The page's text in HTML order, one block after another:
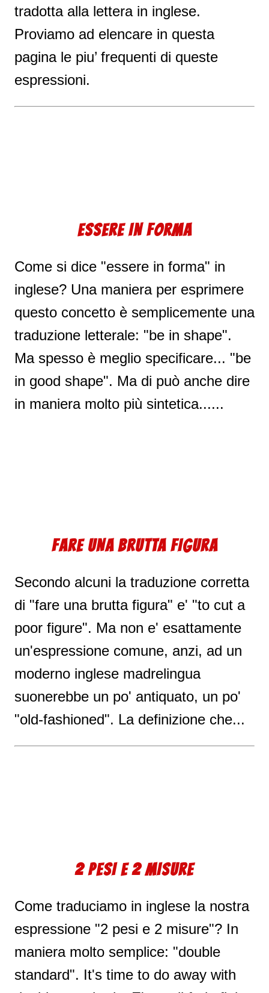
tradotta alla lettera in inglese.
Proviamo ad elencare in questa
pagina le piu’ frequenti di queste
espressioni.
ESSERE IN FORMA
Come si dice "essere in forma" in
inglese? Una maniera per esprimere
questo concetto è semplicemente una
traduzione letterale: "be in shape".
Ma spesso è meglio specificare... "be
in good shape". Ma di può anche dire
in maniera molto più sintetica......
FARE UNA BRUTTA FIGURA
Secondo alcuni la traduzione corretta
di "fare una brutta figura" e' "to cut a
poor figure". Ma non e' esattamente
un'espressione comune, anzi, ad un
moderno inglese madrelingua
suonerebbe un po' antiquato, un po'
"old-fashioned". La definizione che...
2 PESI E 2 MISURE
Come traduciamo in inglese la nostra
espressione "2 pesi e 2 misure"? In
maniera molto semplice: "double
standard". It's time to do away with